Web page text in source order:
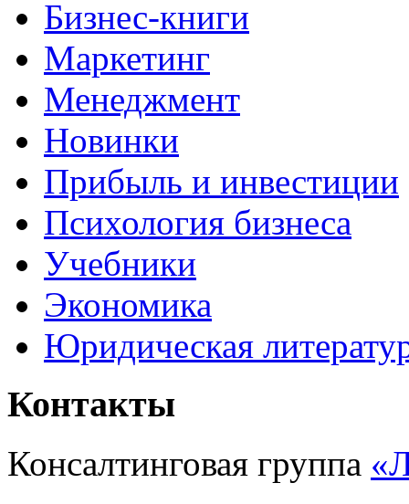
Бизнес-книги
Маркетинг
Менеджмент
Новинки
Прибыль и инвестиции
Психология бизнеса
Учебники
Экономика
Юридическая
Контакты
Консалтинговая группа